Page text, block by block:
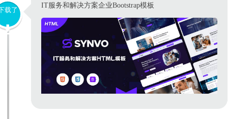
载了
IT服务和解决方案企业Bootstrap模板